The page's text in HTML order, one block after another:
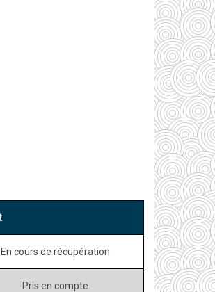
En cours de récupération
Pris en compte